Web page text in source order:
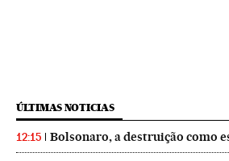
ÚLTIMAS NOTICIAS
12:15 Bolsonaro, a destruição como